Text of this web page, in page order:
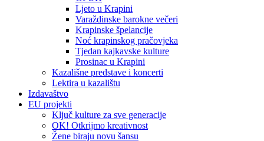
Ljeto u Krapini
Varaždinske barokne večeri
Krapinske špelancije
Noć krapinskog pračovjeka
Tjedan kajkavske kulture
Prosinac u Krapini
Kazališne predstave i koncerti
Lektira u kazalištu
Izdavaštvo
EU projekti
Ključ kulture za sve generacije
OK! Otkrijmo kreativnost
Žene biraju novu šansu